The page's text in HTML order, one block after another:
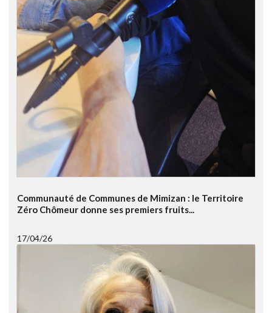
Communauté de Communes de Mimizan : le Territoire
Zéro Chômeur donne ses premiers fruits...
17/04/26